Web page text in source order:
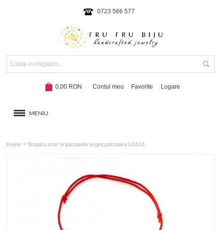
0723 566 577
0,00 RON Contul meu Favorite Logare
MENIU
Hot!
Home Bratara snur si pandantiv argint potcoava LG014